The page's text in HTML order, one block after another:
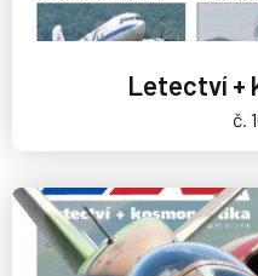
Letectví +
č.